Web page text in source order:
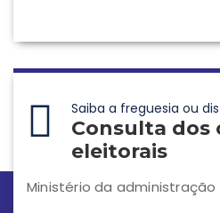
Saiba a freguesia ou
Consulta dos
eleitorais
Ministério da administração